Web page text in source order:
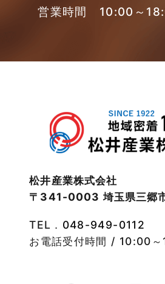
東武スカイツリーライン
注文住宅施工事例
物件検索
物件特集
竹ノ塚店-ブログ
2023年3月
2022年11月
2022年9月
2022年8月
営業時間 10:00～
松井産業株式会社
〒341-0003 埼玉県三郷
TEL． 048-949-0112
お電話受付時間 / 10:00